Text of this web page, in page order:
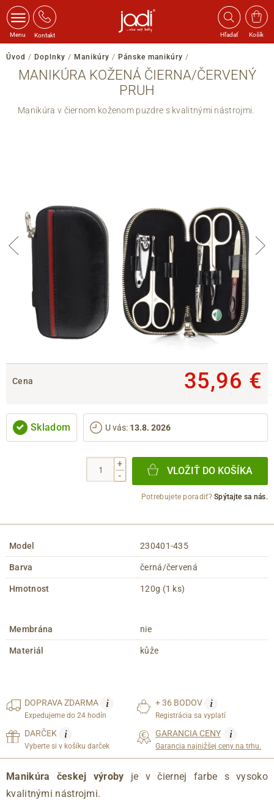
Menu Kontakt Hľadať Košík
Úvod / Doplnky / Manikúry / Pánske manikúry /
MANIKÚRA KOŽENÁ ČIERNA/ČERVENÝ
PRUH
Manikúra v čiernom koženom puzdre s kvalitnými nástrojmi.
Cena 35,96 €
Skladom U vás: 13.8. 2026
+
-
VLOŽIŤ DO KOŠÍKA
Potrebujete poradiť?Spýtajte sa nás.
Model 230401-435
Barva černá/červená
Hmotnost 120g (1 ks)
Membrána nie
Materiál kůže
DOPRAVAZDARMA i
Expedujeme do 24 hodín
+ 36 BODOV i
Registrácia sa vyplatí
DARČEK i
Vyberte si v košíku darček
GARANCIA CENY i
Garancia najnižšej ceny na trhu.
Manikúra českej výroby je v čiernej farbe s vysoko
kvalitnými nástrojmi.